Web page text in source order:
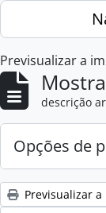
Skip to main
Previsualizar a
descrição
Opções de
Previsualizar